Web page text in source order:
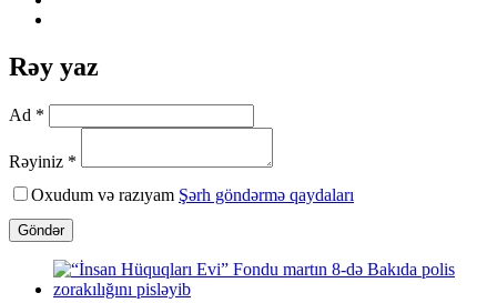
Rəy yaz
Ad *
Rəyiniz *
Oxudum və razıyam Şərh göndərmə qaydaları
Göndər